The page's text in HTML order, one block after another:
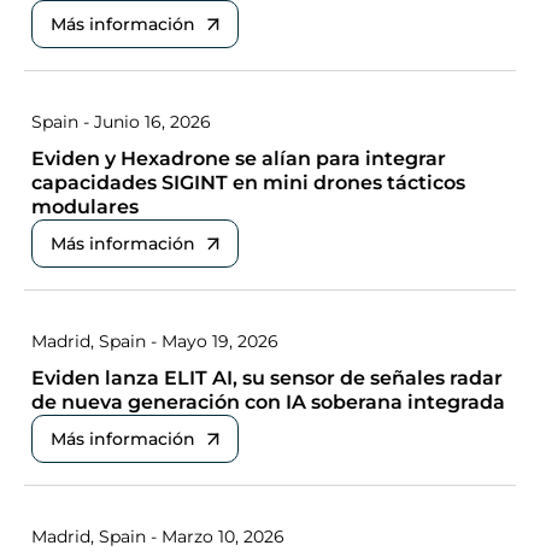
Más información
Spain - Junio 16, 2026
Eviden y Hexadrone se alían para integrar
capacidades SIGINT en mini drones tácticos
modulares
Más información
Madrid, Spain - Mayo 19, 2026
Eviden lanza ELIT AI, su sensor de señales radar
de nueva generación con IA soberana integrada
Más información
Madrid, Spain - Marzo 10, 2026